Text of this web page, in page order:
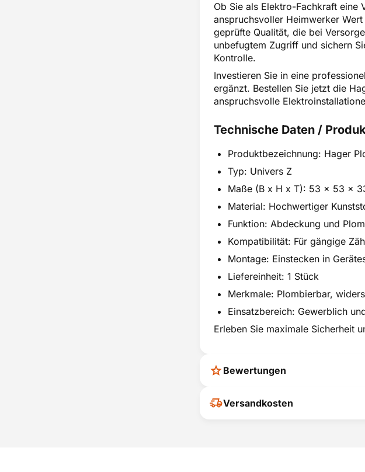
Ob Sie als Elektro-Fachkraft eine
anspruchsvoller Heimwerker
geprüfte Qualität, die bei
unbefugtem Zugriff und sichern
Kontrolle.
Investieren Sie in eine
ergänzt. Bestellen Sie jetzt die
anspruchsvolle
Technische Daten /
Produktbezeichnung: Hager
Typ: Univers Z
Maße (B x H x T): 53 x 53 x
Material: Hochwertiger
Funktion: Abdeckung und
Kompatibilität: Für gängige
Montage: Einstecken in
Liefereinheit: 1 Stück
Merkmale: Plombierbar,
Einsatzbereich: Gewerblich
Erleben Sie maximale Sicherheit
Bewertungen
Ihr Feedback hilft uns, uns ständig
Versandkosten